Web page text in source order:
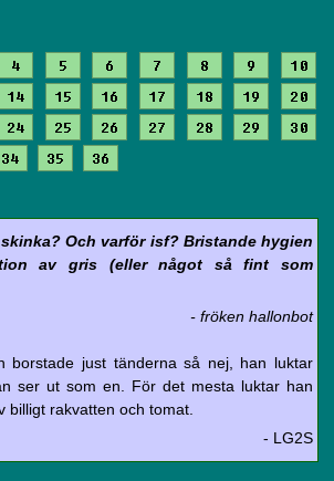
4 5 6 7 8 9
10
14 15 16 17 18 19
20
24 25 26 27 28 29
30
34 35 36
Och varför isf? Bristande hygien
av gris (eller något så fint som
- fröken hallonbot
borstade just tänderna så nej, han luktar
ser ut som en. För det mesta luktar han
billigt rakvatten och tomat.
- LG2S